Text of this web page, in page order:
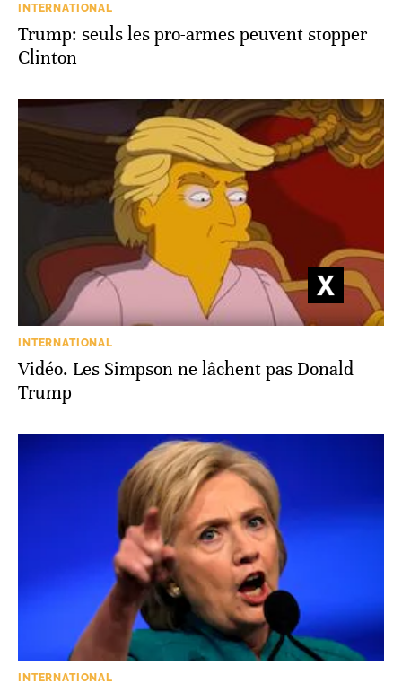
INTERNATIONAL
Trump: seuls les pro-armes peuvent stopper
Clinton
INTERNATIONAL
Vidéo. Les Simpson ne lâchent pas Donald
Trump
INTERNATIONAL